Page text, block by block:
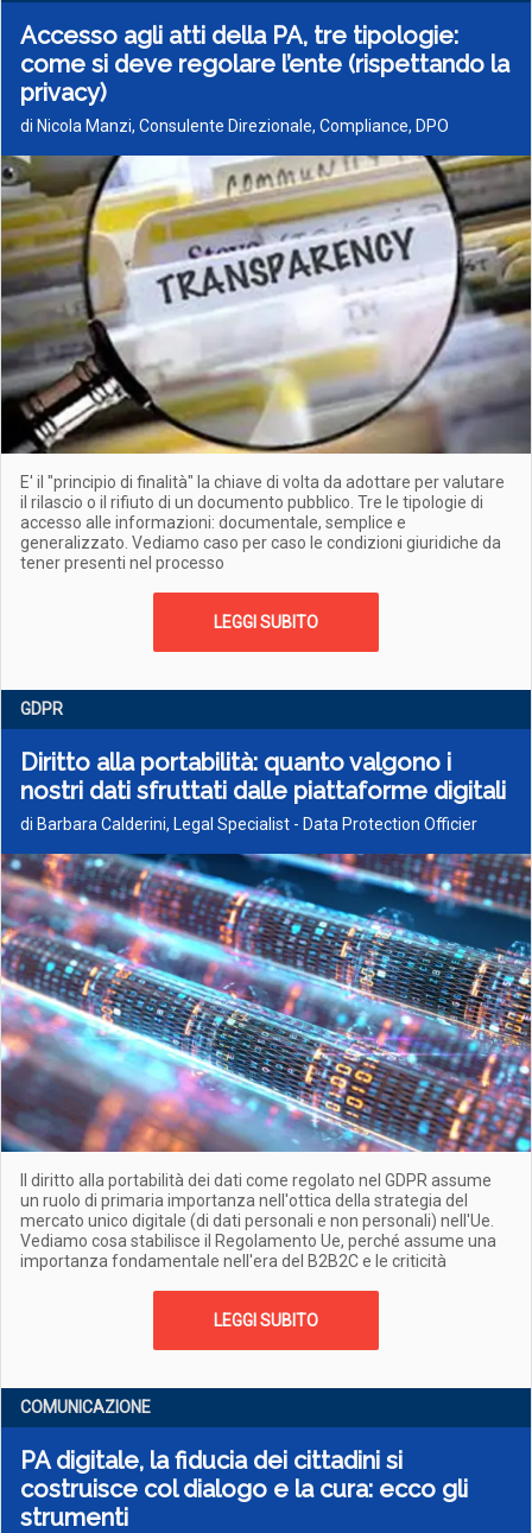
Accesso agli atti della PA, tre tipologie:
come si deve regolare l’ente (rispettando la
privacy)
di Nicola Manzi, Consulente Direzionale, Compliance, DPO
E' il "principio di finalità" la chiave di volta da adottare per valutare
il rilascio o il rifiuto di un documento pubblico. Tre le tipologie di
accesso alle informazioni: documentale, semplice e
generalizzato. Vediamo caso per caso le condizioni giuridiche da
tener presenti nel processo
LEGGI SUBITO
GDPR
Diritto alla portabilità: quanto valgono i
nostri dati sfruttati dalle piattaforme digitali
di Barbara Calderini, Legal Specialist - Data Protection Officier
Il diritto alla portabilità dei dati come regolato nel GDPR assume
un ruolo di primaria importanza nell'ottica della strategia del
mercato unico digitale (di dati personali e non personali) nell'Ue.
Vediamo cosa stabilisce il Regolamento Ue, perché assume una
importanza fondamentale nell'era del B2B2C e le criticità
LEGGI SUBITO
COMUNICAZIONE
PA digitale, la fiducia dei cittadini si
costruisce col dialogo e la cura: ecco gli
strumenti